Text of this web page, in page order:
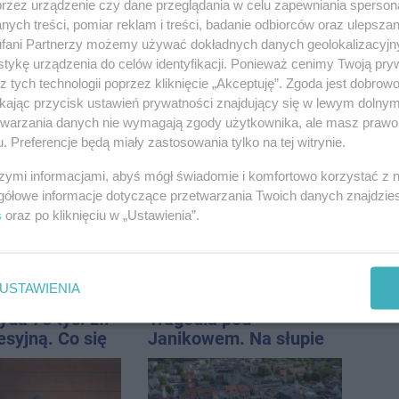
zbiórka
w
W sobotę Kujawski
Festiwal Pieśni Ludowej
75 tys. zł.
Co się
Tragedia pod
Janikowem. Na słupie
energetycznym
znaleziono ciało
urządzenie czy dane przeglądania w celu zapewniania
treści, pomiar reklam i treści, badanie odbiorców oraz
Partnerzy możemy używać dokładnych danych
urządzenia do celów identyfikacji. Ponieważ cenimy Twoją
tych technologii poprzez kliknięcie „Akceptuję”. Zgoda jest
przycisk ustawień prywatności znajdujący się w lewym
danych nie wymagają zgody użytkownika, ale masz
Preferencje będą miały zastosowania tylko na tej witrynie.
informacjami, abyś mógł świadomie i komfortowo korzystać z
informacje dotyczące przetwarzania Twoich danych
oraz po kliknięciu w „Ustawienia”.
USTAWIENIA